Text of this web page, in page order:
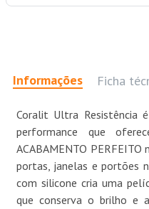
Informações Ficha
Coralit Ultra Resistência
performance que
ACABAMENTO
portas, janelas e portões
com silicone cria uma
que conserva o brilho e